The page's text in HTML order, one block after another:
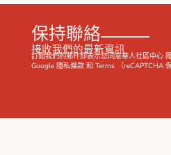
保持聯絡
接收我們的最新資訊
訂閱我們的郵件即表示您同意華人社區中心
Google 隱私條款和 Terms（reCAPTCHA